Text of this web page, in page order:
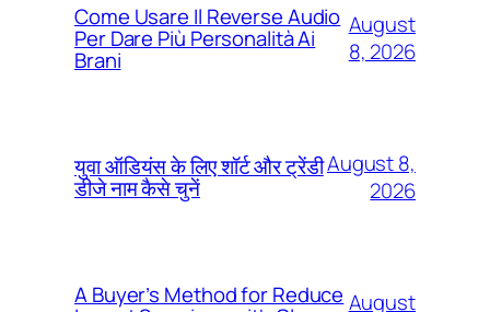
Come Usare Il Reverse Audio
Per Dare Più Personalità Ai
Brani
August
8, 2026
युवा ऑडियंस के लिए शॉर्ट और ट्रेंडी
डीजे नाम कैसे चुनें
August 8,
2026
A Buyer’s Method for Reduce August